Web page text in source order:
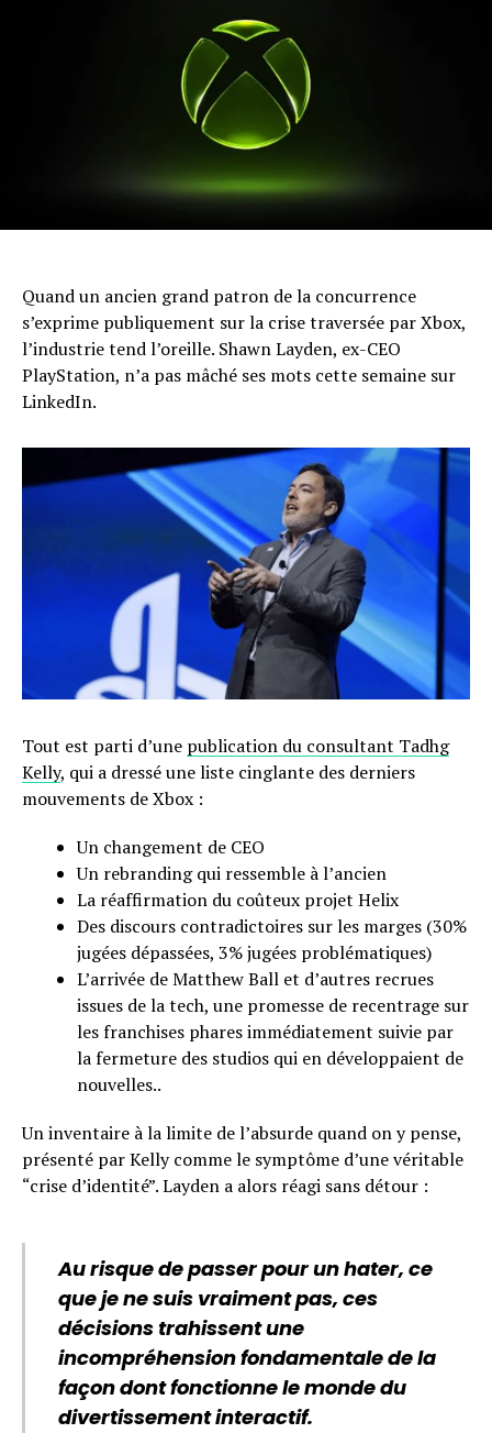
Quand un ancien grand patron de la concurrence
s’exprime publiquement sur la crise traversée par Xbox,
l’industrie tend l’oreille. Shawn Layden, ex-CEO
PlayStation, n’a pas mâché ses mots cette semaine sur
LinkedIn.
Tout est parti d’une publication du consultant Tadhg
Kelly, qui a dressé une liste cinglante des derniers
mouvements de Xbox :
Un changement de CEO
Un rebranding qui ressemble à l’ancien
La réaffirmation du coûteux projet Helix
Des discours contradictoires sur les marges (30%
jugées dépassées, 3% jugées problématiques)
L’arrivée de Matthew Ball et d’autres recrues
issues de la tech, une promesse de recentrage sur
les franchises phares immédiatement suivie par
la fermeture des studios qui en développaient de
nouvelles..
Un inventaire à la limite de l’absurde quand on y pense,
présenté par Kelly comme le symptôme d’une véritable
“crise d’identité”. Layden a alors réagi sans détour :
Au risque de passer pour un hater, ce
que je ne suis vraiment pas, ces
décisions trahissent une
incompréhension fondamentale de la
façon dont fonctionne le monde du
divertissement interactif.